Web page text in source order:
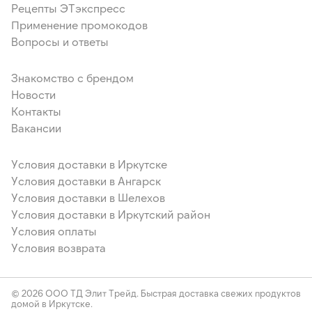
Рецепты ЭТэкспресс
Применение промокодов
Вопросы и ответы
Знакомство с брендом
Новости
Контакты
Вакансии
Условия доставки в Иркутске
Условия доставки в Ангарск
Условия доставки в Шелехов
Условия доставки в Иркутский район
Условия оплаты
Условия возврата
© 2026 ООО ТД Элит Трейд. Быстрая доставка свежих продуктов
домой в Иркутске.